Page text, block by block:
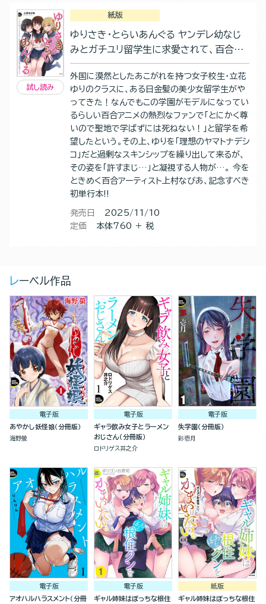
試し読み
紙版
ゆりさき・とらいあんぐる ヤンデレ幼なじ
みとガチユリ留学生に求愛されて、百合の
花園が満開です！？
外国に漠然としたあこがれを持つ女子校生・立花
ゆりのクラスに、ある日金髪の美少女留学生がや
ってきた！なんでもこの学園がモデルになってい
るらしい百合アニメの熱烈なファンで「とにかく尊
いので聖地で学ばずには死ねない！」と留学を希
望したという。その上、ゆりを「理想のヤマトナデシ
コ」だと過剰なスキンシップを繰り出して来るが、
その姿を「許すまじ…」と凝視する人物が…。 今を
ときめく百合アーティスト上村なびあ、記念すべき
初単行本!!
発売日
2025/11/10
定価
本体760 ＋ 税
レーベル作品
電子版
あやかし妖怪娘（分冊版）
海野螢
電子版
ギャラ飲み女子とラーメン
おじさん（分冊版）
ロドリゲス井之介
電子版
失学園（分冊版）
彩壱月
電子版
アオハルハラスメント（分冊
電子版
ギャル姉妹はぼっちな根住
紙版
ギャル姉妹はぼっちな根住